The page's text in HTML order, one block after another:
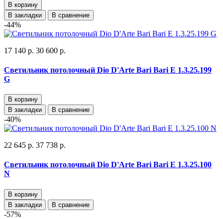
В корзину
В закладки
В сравнение
-44%
17 140 р. 30 600 р.
Светильник потолочный Dio D'Arte Bari Bari E 1.3.25.199
G
В корзину
В закладки
В сравнение
-40%
22 645 р. 37 738 р.
Светильник потолочный Dio D'Arte Bari Bari E 1.3.25.100
N
В корзину
В закладки
В сравнение
-57%